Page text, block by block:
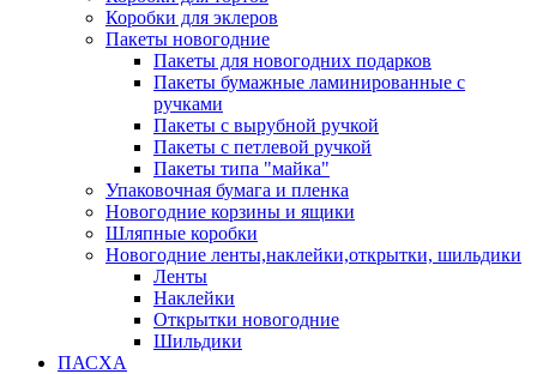
Коробки для эклеров
Пакеты новогодние
Пакеты для новогодних подарков
Пакеты бумажные ламинированные с
ручками
Пакеты с вырубной ручкой
Пакеты с петлевой ручкой
Пакеты типа "майка"
Упаковочная бумага и пленка
Новогодние корзины и ящики
Шляпные коробки
Новогодние ленты,наклейки,открытки, шильдики
Ленты
Наклейки
Открытки новогодние
Шильдики
ПАСХА